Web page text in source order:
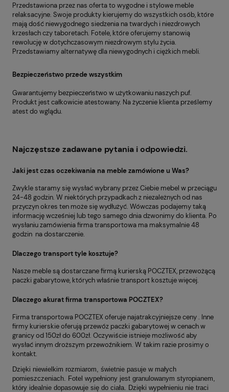
Przedstawiona przez nas oferta to wygodne i stylowe meble
relaksacyjne. Swoje produkty kierujemy do wszystkich osób, które
mają dość niewygodnego siedzenia na twardych i niezdrowych
krzesłach czy taboretach. Fotele, które oferujemy stanowią
rewolucję w dotychczasowym niezdrowym stylu życia.
Przedstawiamy alternatywę dla niewygodnych i ciężkich mebli.
Bezpieczeństwo przede wszystkim
Gwarantujemy bezpieczeństwo w użytkowaniu naszych puf.
Produkt jest całkowicie atestowany. Na życzenie klienta prześlemy
atest do wglądu.
Najczęstsze zadawane pytania i odpowiedzi.
Jaki jest czas oczekiwania na meble zamówione u Was?
Zwykle staramy się wysłać wybrany przez Ciebie mebel w przeciągu
24-48 godzin. W niektórych przypadkach z niezależnych od nas
przyczyn okres ten może się wydłużyć. Wówczas podajemy taką
informację wcześniej lub tego samego dnia dzwonimy do klienta. Po
wysłaniu zamówienia firma transportowa ma maksymalnie 48
godzin na dostarczenie.
Dlaczego transport tyle kosztuje?
Nasze meble są dostarczane firmą kurierską POCZTEX, przewożącą
paczki gabarytowe, których właśnie transport kosztuje więcej.
Dlaczego akurat firma transportowa POCZTEX?
Firma transportowa POCZTEX oferuje najatrakcyjniejsze ceny . Inne
firmy kurierskie oferują przewóz paczki gabarytowej w cenach w
granicy od 150zł do 600zł. Oczywiście istnieje możliwość aby
wysłać innym droższym przewoźnikiem. W takim razie prosimy o
kontakt.
Dzięki niewielkim rozmiarom, świetnie pasuje w małych
pomieszczeniach. Fotel wypełniony jest granulowanym styropianem,
który idealnie dopasowuje się do ciała. Dzięki wypełnieniu nie traci